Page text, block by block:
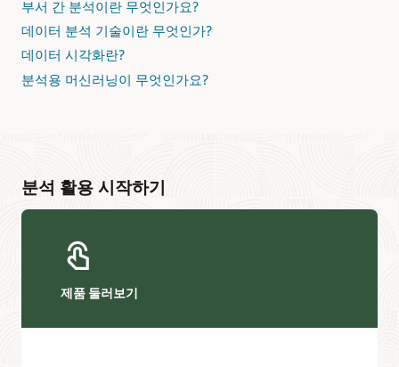
부서 간 분석이란 무엇인가요?
데이터 분석 기술이란 무엇인가?
데이터 시각화란?
분석용 머신러닝이 무엇인가요?
분석 활용 시작하기
제품 둘러보기